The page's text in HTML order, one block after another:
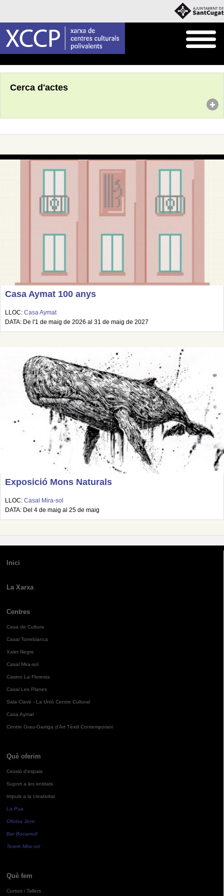
Cerca d'actes
Casa Aymat 100 anys
LLOC: Casa Aymat
DATA: De l'1 de maig de 2026 al 31 de maig de 2027
Exposició Mons Naturals
LLOC: Casal Mira-sol
DATA: Del 4 de maig al 25 de maig
Inici
La Xarxa
Centres
Casa de Cultura
Casal Torreblanca
Xalet Negre
Casal Mira-sol
Casino La Floresta
Casal Les Planes
Sala Clavé - La Unió Centre Cultural
Casa Aymat
Centre Grau-Garriga d'Art Tèxtil Contemporani
Què oferim
Cessió d'espais
Suport a les entitats
Impuls a la creativitat
La Pua
Oficina Jove
Bar Bocamoll
Teatre Mira-sol
Què fem
Cursos i Tallers